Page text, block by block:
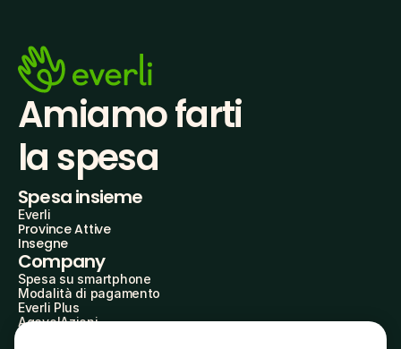
Amiamo farti
la spesa
Spesa insieme
Everli
Province Attive
Insegne
Company
Spesa su smartphone
Modalità di pagamento
Everli Plus
AgevolAzioni